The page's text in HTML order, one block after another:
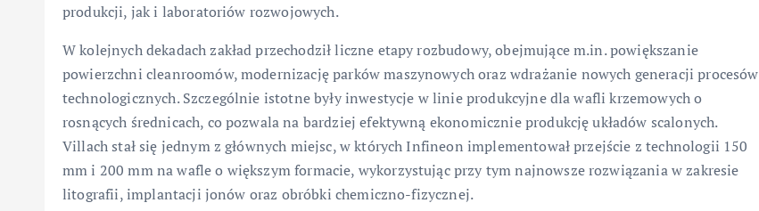
produkcji, jak i laboratoriów rozwojowych.
W kolejnych dekadach zakład przechodził liczne etapy rozbudowy, obejmujące m.in. powiększanie
powierzchni cleanroomów, modernizację parków maszynowych oraz wdrażanie nowych generacji procesów
technologicznych. Szczególnie istotne były inwestycje w linie produkcyjne dla wafli krzemowych o
rosnących średnicach, co pozwala na bardziej efektywną ekonomicznie produkcję układów scalonych.
Villach stał się jednym z głównych miejsc, w których Infineon implementował przejście z technologii 150
mm i 200 mm na wafle o większym formacie, wykorzystując przy tym najnowsze rozwiązania w zakresie
litografii, implantacji jonów oraz obróbki chemiczno-fizycznej.